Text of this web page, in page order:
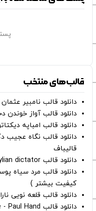
قالب‌های منتخب
دانلود قالب نامبیر
دانلود قالب آواز خوندن
دانلود قالب امباپه
دانلود قالب نگاه عجیب
قالیباف
دانلود قالب kylian dictator
کیفیت بیشتر )
دانلود قالب قلعه نویی
دانلود قالب Oh Kevin De Bruyne - Paul Hand